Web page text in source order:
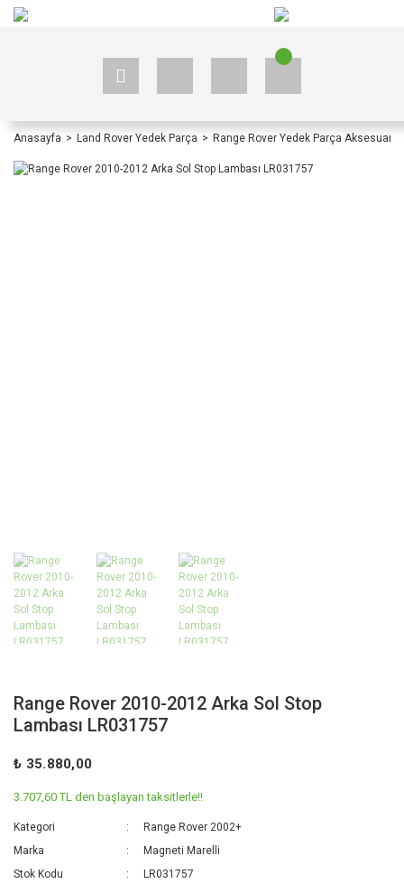
Anasayfa Land Rover Yedek Parça Range Rover Yedek Parça Aksesuar
Range Rover 2010-2012 Arka Sol Stop
Lambası LR031757
₺ 35.880,00
3.707,60 TL den başlayan taksitlerle!!
Kategori
Range Rover 2002+
Marka
Magneti Marelli
Stok Kodu
LR031757